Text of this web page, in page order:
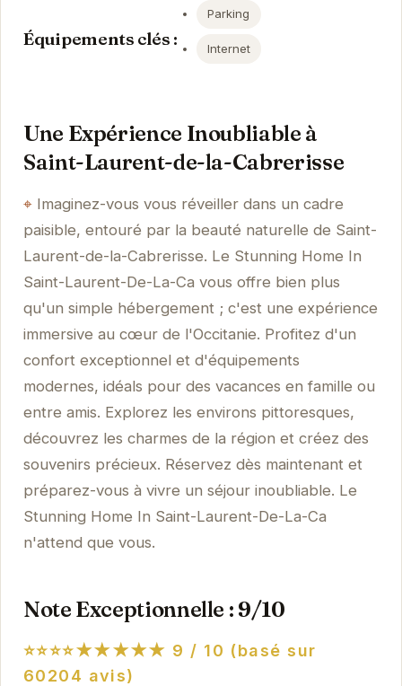
Équipements clés :
Parking
Internet
Une Expérience Inoubliable à
Saint-Laurent-de-la-Cabrerisse
Imaginez-vous vous réveiller dans un cadre
paisible, entouré par la beauté naturelle de Saint-
Laurent-de-la-Cabrerisse. Le Stunning Home In
Saint-Laurent-De-La-Ca vous offre bien plus
qu'un simple hébergement ; c'est une expérience
immersive au cœur de l'Occitanie. Profitez d'un
confort exceptionnel et d'équipements
modernes, idéals pour des vacances en famille ou
entre amis. Explorez les environs pittoresques,
découvrez les charmes de la région et créez des
souvenirs précieux. Réservez dès maintenant et
préparez-vous à vivre un séjour inoubliable. Le
Stunning Home In Saint-Laurent-De-La-Ca
n'attend que vous.
Note Exceptionnelle : 9/10
⭐⭐⭐⭐★★★★★ 9 / 10 (basé sur
60204 avis)